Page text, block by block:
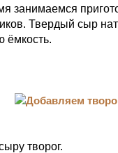
занимаемся
Твердый сыр
ёмкость.
творог.